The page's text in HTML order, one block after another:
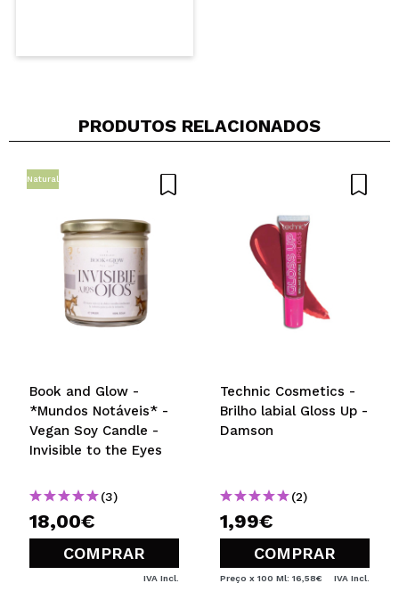
PRODUTOS RELACIONADOS
Natural
Book and Glow -
*Mundos Notáveis* -
Vegan Soy Candle -
Invisible to the Eyes
(3)
18,00€
COMPRAR
IVA Incl.
Technic Cosmetics -
Brilho labial Gloss Up -
Damson
(2)
1,99€
COMPRAR
Preço x 100 Ml: 16,58€ IVA Incl.